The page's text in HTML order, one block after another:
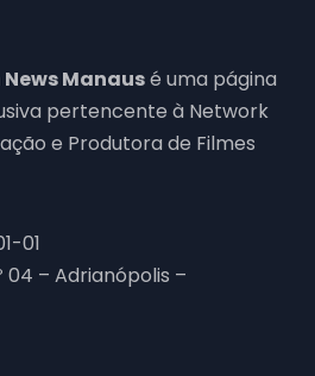
Manausé uma página
pertencente à Network
e Produtora de Filmes
01
04 – Adrianópolis –